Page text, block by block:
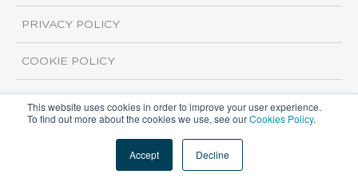
This website uses cookies in order to improve your user experience.
To find out more about the cookies we use, see ourCookies Policy.
Accept Decline
PRIVACY POLICY
COOKIE POLICY
Copyright ©2026 ISI Markets. All rights reserved.